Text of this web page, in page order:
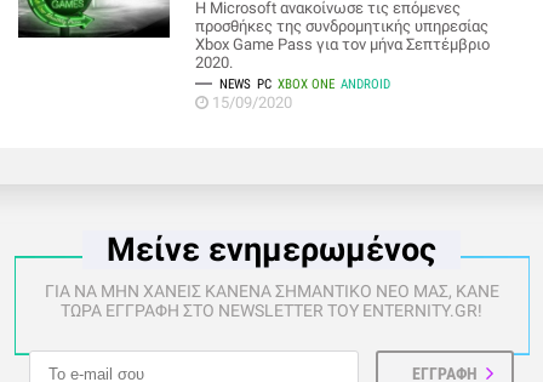
Η Microsoft ανακοίνωσε τις επόμενες
προσθήκες της συνδρομητικής υπηρεσίας
Xbox Game Pass για τον μήνα Σεπτέμβριο
2020.
NEWS PC XBOX ONE ANDROID
15/09/2020
Μείνε ενημερωμένος
ΓΙΑ ΝΑ ΜΗΝ ΧΑΝΕΙΣ ΚΑΝΕΝΑ ΣΗΜΑΝΤΙΚΟ ΝΕΟ ΜΑΣ, ΚΑΝΕ
ΤΩΡΑ ΕΓΓΡΑΦΗ ΣΤΟ NEWSLETTER ΤΟΥ ENTERNITY.GR!